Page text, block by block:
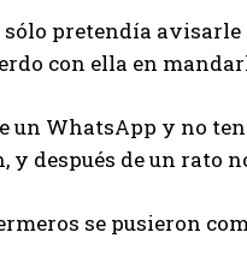
pretendía avisarle
con ella en
un WhatsApp y no
y después de un rato
se pusieron